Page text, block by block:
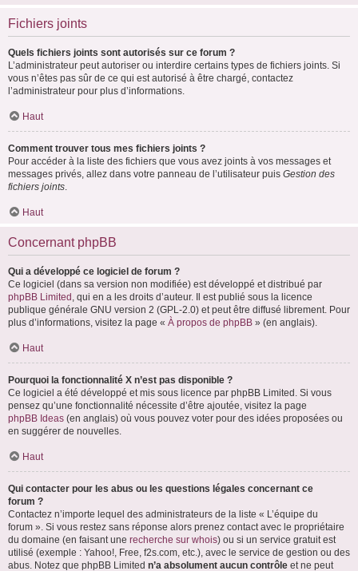
Fichiers joints
Quels fichiers joints sont autorisés sur ce forum ?
L’administrateur peut autoriser ou interdire certains types de fichiers joints. Si
vous n’êtes pas sûr de ce qui est autorisé à être chargé, contactez
l’administrateur pour plus d’informations.
Haut
Comment trouver tous mes fichiers joints ?
Pour accéder à la liste des fichiers que vous avez joints à vos messages et
messages privés, allez dans votre panneau de l’utilisateur puis Gestion des
fichiers joints.
Haut
Concernant phpBB
Qui a développé ce logiciel de forum ?
Ce logiciel (dans sa version non modifiée) est développé et distribué par
phpBB Limited , qui en a les droits d’auteur. Il est publié sous la licence
publique générale GNU version 2 (GPL-2.0) et peut être diffusé librement. Pour
plus d’informations, visitez la page « À propos de phpBB » (en anglais).
Haut
Pourquoi la fonctionnalité X n’est pas disponible ?
Ce logiciel a été développé et mis sous licence par phpBB Limited. Si vous
pensez qu’une fonctionnalité nécessite d’être ajoutée, visitez la page
phpBB Ideas (en anglais) où vous pouvez voter pour des idées proposées ou
en suggérer de nouvelles.
Haut
Qui contacter pour les abus ou les questions légales concernant ce
forum ?
Contactez n’importe lequel des administrateurs de la liste « L’équipe du
forum ». Si vous restez sans réponse alors prenez contact avec le propriétaire
du domaine (en faisant une recherche sur whois) ou si un service gratuit est
utilisé (exemple : Yahoo!, Free, f2s.com, etc.), avec le service de gestion ou des
abus. Notez que phpBB Limited n’a absolument aucun contrôle et ne peut